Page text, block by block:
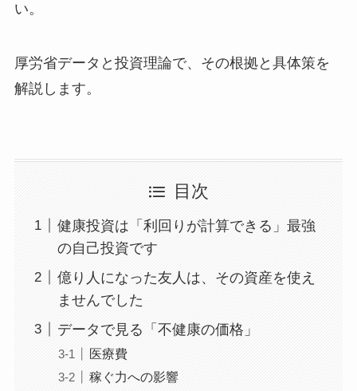
い。
厚労省データと投資理論で、その根拠と具体策を
解説します。
目次
健康投資は「利回りが計算できる」最強
の自己投資です
億り人になった友人は、その資産を使え
ませんでした
データで見る「不健康の価格」
医療費
稼ぐ力への影響